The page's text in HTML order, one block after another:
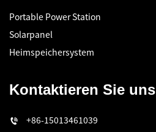
Portable Power Station
Solarpanel
Heimspeichersystem
Kontaktieren Sie uns
+86-15013461039